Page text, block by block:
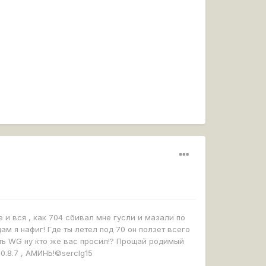
и вся , как 704 сбивал мне гусли и мазали по
я нафиг! Где ты летел под 70 он ползет всего
WG ну кто же вас просил!? Прощай родимый
0.8.7 , АМИНЬ!©serclg15